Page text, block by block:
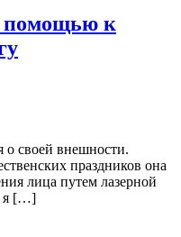
помощью к
о своей внешности.
праздников она
лица путем лазерной
я […]